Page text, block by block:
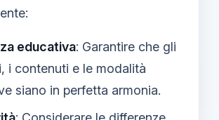
educativa: Garantire che gli
i contenuti e le modalità
siano in perfetta armonia.